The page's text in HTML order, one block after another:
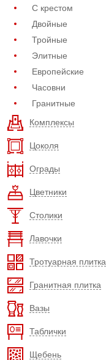
С крестом
Двойные
Тройные
Элитные
Европейские
Часовни
Гранитные
Комплексы
Цоколя
Ограды
Цветники
Столики
Лавочки
Тротуарная плитка
Гранитная плитка
Вазы
Таблички
Щебень